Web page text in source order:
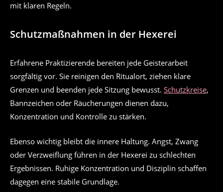
mit klaren Regeln.
Schutzmaßnahmen in der Hexerei
Erfahrene Praktizierende bereiten jede Geisterarbeit
sorgfältig vor. Sie reinigen den Ritualort, ziehen klare
Grenzen und beenden jede Sitzung bewusst. Schutzkreise,
Bannzeichen oder Räucherungen dienen dazu,
Konzentration und Kontrolle zu stärken.
Ebenso wichtig bleibt die innere Haltung. Angst, Zwang
oder Verzweiflung führen in der Hexerei zu schlechten
Ergebnissen. Ruhige Konzentration und Disziplin schaffen
dagegen eine stabile Grundlage.